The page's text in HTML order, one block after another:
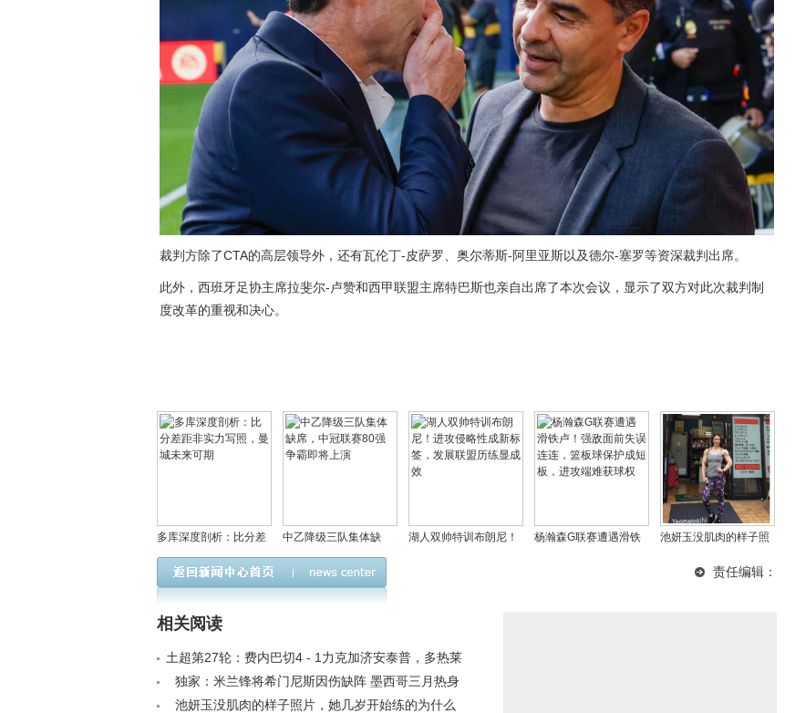
裁判方除了CTA的高层领导外，还有瓦伦丁-皮萨罗、奥尔蒂斯-阿里亚斯以及德尔-塞罗等资深裁判出席。
此外，西班牙足协主席拉斐尔-卢赞和西甲联盟主席特巴斯也亲自出席了本次会议，显示了双方对此次裁判制
度改革的重视和决心。
多库深度剖析：比分差
距非实力写照，曼城未
来可期
中乙降级三队集体缺
席，中冠联赛80强争霸
湖人双帅特训布朗尼！
杨瀚森G联赛遭遇滑铁
池妍玉没肌肉的样子照
什么要练肌肉？
责任编辑：
相关阅读
土超第27轮：费内巴切4 - 1力克加济安泰普，多热莱
斯 - 内内戴帽坎特建功< /a>
独家：米兰锋将希门尼斯因伤缺阵 墨西哥三月热身
赛面临锋线重组< /a>
池妍玉没肌肉的样子照片，她几岁开始练的为什么